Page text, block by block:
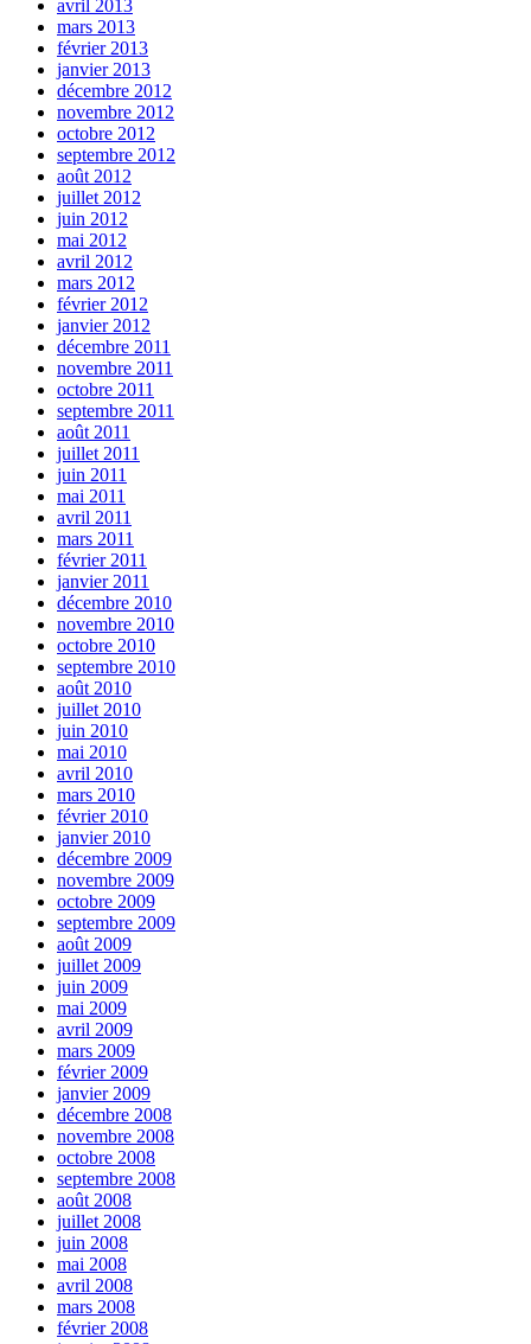
avril 2013
mars 2013
février 2013
janvier 2013
décembre 2012
novembre 2012
octobre 2012
septembre 2012
août 2012
juillet 2012
juin 2012
mai 2012
avril 2012
mars 2012
février 2012
janvier 2012
décembre 2011
novembre 2011
octobre 2011
septembre 2011
août 2011
juillet 2011
juin 2011
mai 2011
avril 2011
mars 2011
février 2011
janvier 2011
décembre 2010
novembre 2010
octobre 2010
septembre 2010
août 2010
juillet 2010
juin 2010
mai 2010
avril 2010
mars 2010
février 2010
janvier 2010
décembre 2009
novembre 2009
octobre 2009
septembre 2009
août 2009
juillet 2009
juin 2009
mai 2009
avril 2009
mars 2009
février 2009
janvier 2009
décembre 2008
novembre 2008
octobre 2008
septembre 2008
août 2008
juillet 2008
juin 2008
mai 2008
avril 2008
mars 2008
février 2008